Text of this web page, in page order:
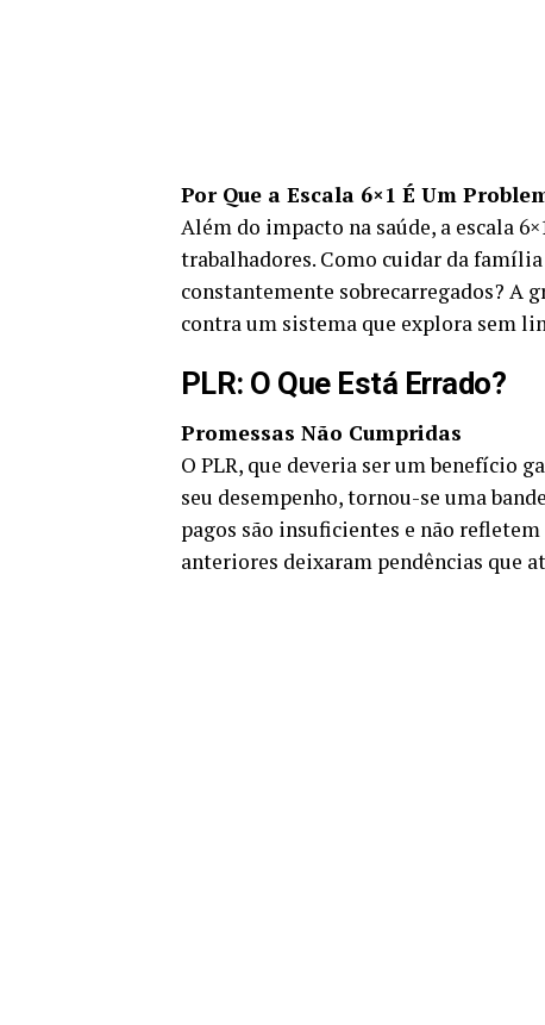
Por Que a Escala 6×1 É Um
Além do impacto na saúde, a escala
trabalhadores. Como cuidar da
constantemente sobrecarregados? A
contra um sistema que explora sem
PLR: O Que Está Errado?
Promessas Não Cumpridas
O PLR, que deveria ser um benefício
seu desempenho, tornou-se uma
pagos são insuficientes e não
anteriores deixaram pendências que